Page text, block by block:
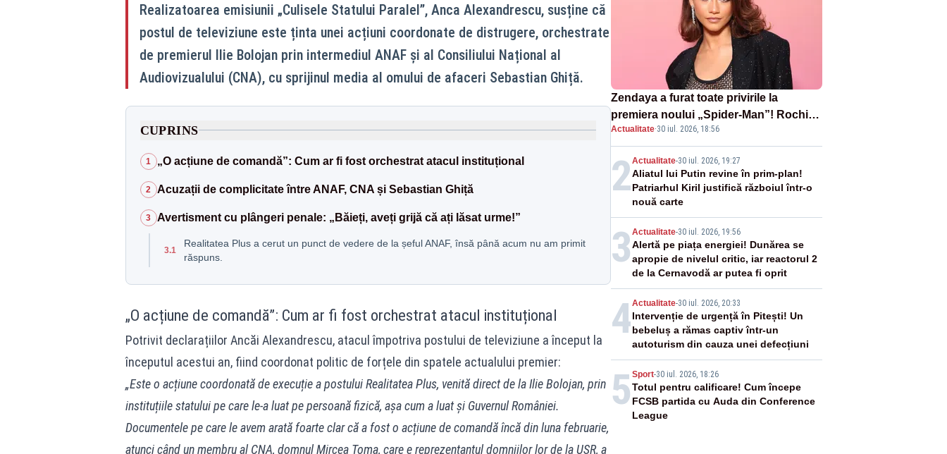
Realizatoarea emisiunii „Culisele Statului Paralel”, Anca Alexandrescu, susține că
postul de televiziune este ținta unei acțiuni coordonate de distrugere, orchestrate
de premierul Ilie Bolojan prin intermediul ANAF și al Consiliului Național al
Audiovizualului (CNA), cu sprijinul media al omului de afaceri Sebastian Ghiță.
CUPRINS
1 „O acțiune de comandă”: Cum ar fi fost orchestrat atacul instituțional
2 Acuzații de complicitate între ANAF, CNA și Sebastian Ghiță
3 Avertisment cu plângeri penale: „Băieți, aveți grijă că ați lăsat urme!”
3.1
Realitatea Plus a cerut un punct de vedere de la șeful ANAF, însă până acum nu am primit
răspuns.
„O acțiune de comandă”: Cum ar fi fost orchestrat atacul instituțional
Potrivit declarațiilor Ancăi Alexandrescu, atacul împotriva postului de televiziune a început la
începutul acestui an, fiind coordonat politic de forțele din spatele actualului premier:
„Este o acțiune coordonată de execuție a postului Realitatea Plus, venită direct de la Ilie Bolojan, prin
instituțiile statului pe care le-a luat pe persoană fizică, așa cum a luat și Guvernul României.
Documentele pe care le avem arată foarte clar că a fost o acțiune de comandă încă din luna februarie,
atunci când un membru al CNA, domnul Mircea Toma, care e reprezentantul domniilor lor de la USR, a
Zendaya a furat toate privirile la
premiera noului „Spider-Man”! Rochia
inspirată de pânza de păianjen a făcut
senzație
Actualitate·30 iul. 2026, 18:56
2Actualitate-30 iul. 2026, 19:27
Aliatul lui Putin revine în prim-plan!
Patriarhul Kiril justifică războiul într-o
nouă carte
3 Actualitate-30 iul. 2026, 19:56
Alertă pe piața energiei! Dunărea se
apropie de nivelul critic, iar reactorul 2
de la Cernavodă ar putea fi oprit
4Actualitate-30 iul. 2026, 20:33
Intervenție de urgență în Pitești! Un
bebeluș a rămas captiv într-un
autoturism din cauza unei defecțiuni
5 Sport-30 iul. 2026, 18:26
Totul pentru calificare! Cum începe
FCSB partida cu Auda din Conference
League